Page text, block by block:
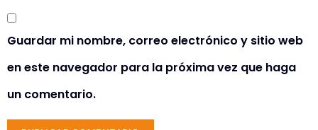
Guardar mi nombre, correo electrónico y sitio web
en este navegador para la próxima vez que haga
un comentario.